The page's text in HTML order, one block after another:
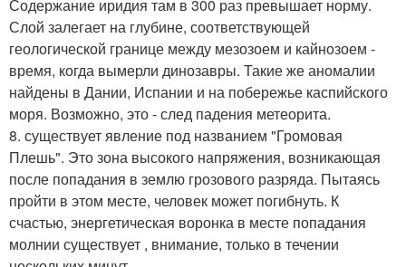
Содержание иридия там в 300 раз превышает норму.
Слой залегает на глубине, соответствующей
геологической границе между мезозоем и кайнозоем -
время, когда вымерли динозавры. Такие же аномалии
найдены в Дании, Испании и на побережье каспийского
моря. Возможно, это - след падения метеорита.
8. существует явление под названием "Громовая
Плешь". Это зона высокого напряжения, возникающая
после попадания в землю грозового разряда. Пытаясь
пройти в этом месте, человек может погибнуть. К
счастью, энергетическая воронка в месте попадания
молнии существует , внимание, только в течении